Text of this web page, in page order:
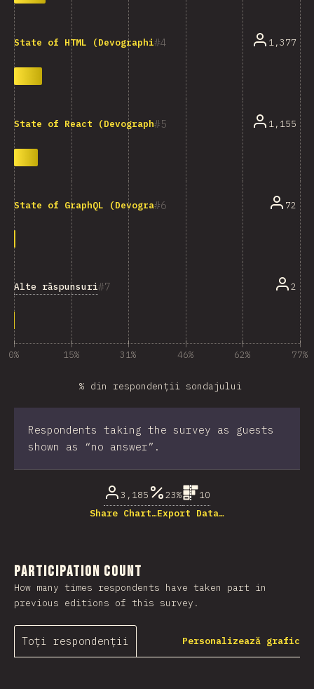
4
State of HTML (Devographics) 1,377
5
State of React (Devographics) 1,155
6
State of GraphQL (Devographics) 72
7
Alte răspunsuri 2
0% 15% 31% 46% 62% 77%
% din respondenții sondajului
Respondents taking the survey as guests
shown as “no answer”.
3,185 23%
10
Share Chart…Export Data…
Participation Count
How many times respondents have taken part in
previous editions of this survey.
Toți respondenții Personalizează grafic